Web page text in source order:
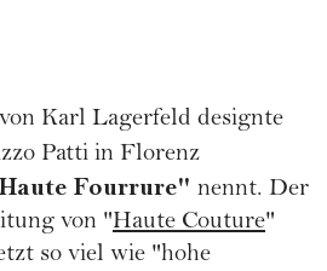
Karl Lagerfeld designte
Patti in Florenz
Fourrure" nennt. Der
von "Haute Couture"
so viel wie "hohe